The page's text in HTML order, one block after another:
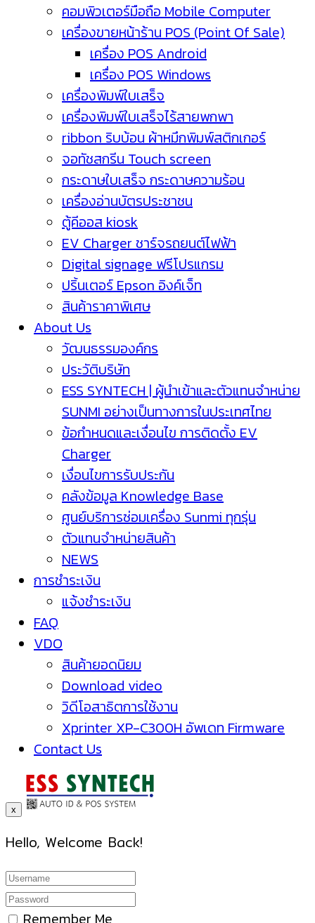
คอมพิวเตอร์มือถือ Mobile Computer
เครื่องขายหน้าร้าน POS (Point Of Sale)
เครื่อง POS Android
เครื่อง POS Windows
เครื่องพิมพ์ใบเสร็จ
เครื่องพิมพ์ใบเสร็จไร้สายพกพา
ribbon ริบบ้อน ผ้าหมึกพิมพ์สติกเกอร์
จอทัชสกรีน Touch screen
กระดาษใบเสร็จ กระดาษความร้อน
เครื่องอ่านบัตรประชาชน
ตู้คีออส kiosk
EV Charger ชาร์จรถยนต์ไฟฟ้า
Digital signage ฟรีโปรแกรม
ปริ้นเตอร์ Epson อิงค์เจ็ท
สินค้าราคาพิเศษ
About Us
วัฒนธรรมองค์กร
ประวัติบริษัท
ESS SYNTECH | ผู้นำเข้าและตัวแทนจำหน่าย
SUNMI อย่างเป็นทางการในประเทศไทย
ข้อกำหนดและเงื่อนไข การติดตั้ง EV
Charger
เงื่อนไขการรับประกัน
คลังข้อมูล Knowledge Base
ศูนย์บริการซ่อมเครื่อง Sunmi ทุกรุ่น
ตัวแทนจำหน่ายสินค้า
NEWS
การชำระเงิน
แจ้งชำระเงิน
FAQ
VDO
สินค้ายอดนิยม
Download video
วิดีโอสาธิตการใช้งาน
Xprinter XP-C300H อัพเดท Firmware
Contact Us
x
Hello, Welcome Back!